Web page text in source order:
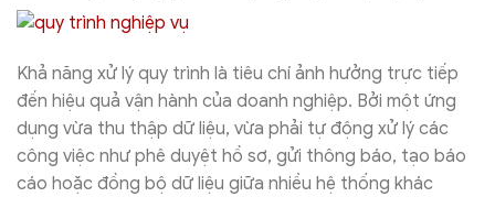
Khả năng xử lý quy trình là tiêu chí ảnh hưởng trực tiếp
đến hiệu quả vận hành của doanh nghiệp. Bởi một ứng
dụng vừa thu thập dữ liệu, vừa phải tự động xử lý các
công việc như phê duyệt hồ sơ, gửi thông báo, tạo báo
cáo hoặc đồng bộ dữ liệu giữa nhiều hệ thống khác